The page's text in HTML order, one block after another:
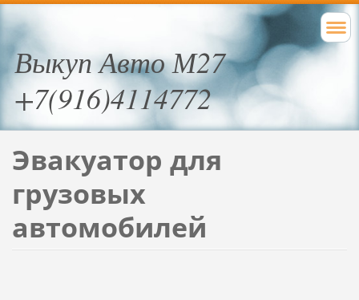
Выкуп Авто М27
+7(916)4114772
Эвакуатор для
грузовых
автомобилей